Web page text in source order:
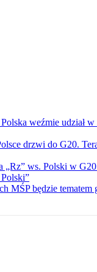
weźmie udział
drzwi do G20.
ws. Polski w
MŚP będzie tematem